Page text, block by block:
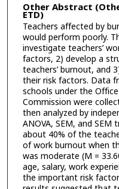
Other Abstract
ETD)
Teachers affected by
would perform poorly.
investigate teachers’
factors, 2) develop a
teachers’ burnout, and
their risk factors. Data
schools under the
Commission were
then analyzed by
ANOVA, SEM, and
about 40% of the
of work burnout when
was moderate (M =
age, salary, work
the important risk